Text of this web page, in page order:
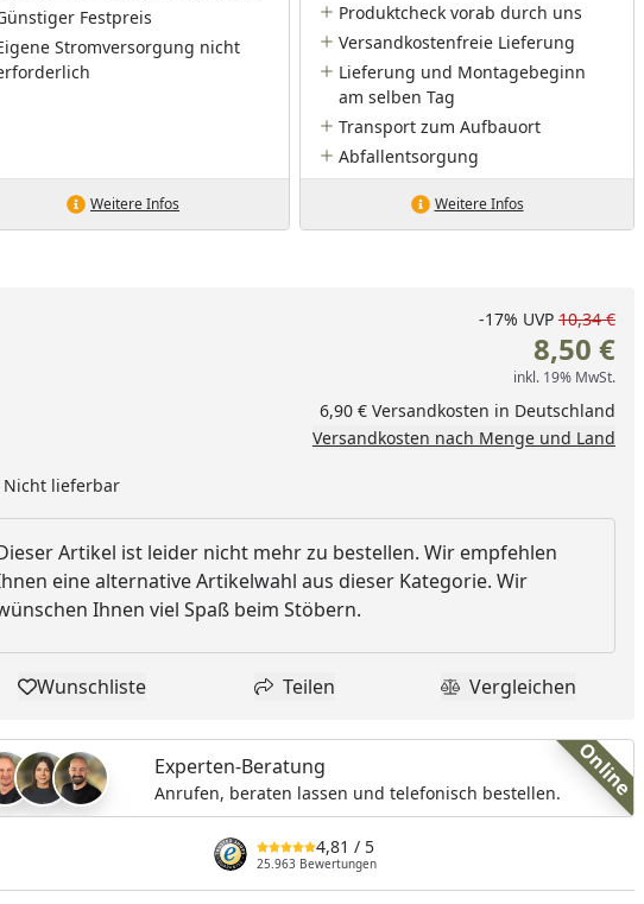
Festpreis
Stromversorgung nicht
Weitere Infos
Produktcheck vorab durch uns
Versandkostenfreie Lieferung
Lieferung und Montagebeginn
am selben Tag
Transport zum Aufbauort
Abfallentsorgung
Weitere Infos
-17% UVP 10,34 €
8,50 €
inkl. 19% MwSt.
6,90 € Versandkosten in Deutschland
Versandkosten nach Menge und Land
Nicht lieferbar
Artikel ist leider nicht mehr zu bestellen. Wir empfehlen
eine alternative Artikelwahl aus dieser Kategorie. Wir
Ihnen viel Spaß beim Stöbern.
Produkt zur Wunschliste hinzufügen
Wunschliste Teilen
Teilen Produkt
Vergleichen
Online
Experten-Beratung
Anrufen, beraten lassen und telefonisch bestellen.
4,81 / 5
25.963 Bewertungen